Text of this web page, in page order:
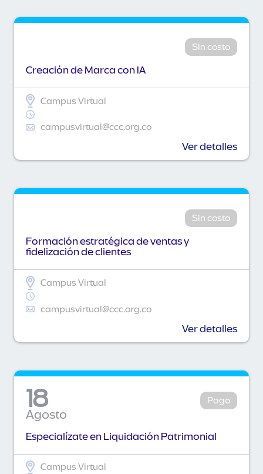
Sin costo
Creación de Marca con IA
Campus Virtual
campusvirtual@ccc.org.co
Ver detalles
Sin costo
Formación estratégica de ventas y
fidelización de clientes
Campus Virtual
campusvirtual@ccc.org.co
Ver detalles
18
Agosto
Pago
Especialízate en Liquidación Patrimonial
Campus Virtual